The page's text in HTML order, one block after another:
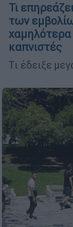
Τι
των
καπνιστές
Τι έδειξε